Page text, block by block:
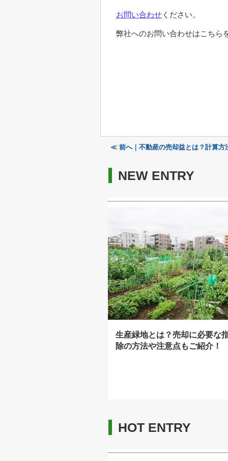
お問い合わせ ください。
弊社へのお問い合わせはこちら
≪ 前へ｜不動産の売却益とは？計算方
NEW ENTRY
生産緑地とは？売却に必要な
除の方法や注意点もご紹介！
HOT ENTRY